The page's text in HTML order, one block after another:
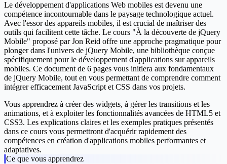
Le développement d'applications Web mobiles est devenu une
compétence incontournable dans le paysage technologique actuel.
Avec l'essor des appareils mobiles, il est crucial de maîtriser des
outils qui facilitent cette tâche. Le cours "À la découverte de jQuery
Mobile" proposé par Jon Reid offre une approche pragmatique pour
plonger dans l'univers de jQuery Mobile, une bibliothèque conçue
spécifiquement pour le développement d'applications sur appareils
mobiles. Ce document de 6 pages vous initiera aux fondamentaux
de jQuery Mobile, tout en vous permettant de comprendre comment
intégrer efficacement JavaScript et CSS dans vos projets.
Vous apprendrez à créer des widgets, à gérer les transitions et les
animations, et à exploiter les fonctionnalités avancées de HTML5 et
CSS3. Les explications claires et les exemples pratiques présentés
dans ce cours vous permettront d'acquérir rapidement des
compétences en création d'applications mobiles performantes et
adaptatives.
Ce que vous apprendrez